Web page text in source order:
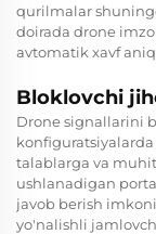
qurilmalar
doirada drone
avtomatik xavf
Bloklovchi
Drone signallarini
talablarga va
ushlanadigan
javob berish
yo'nalishli